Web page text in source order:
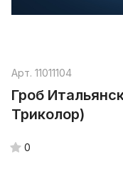
Арт. 11011104
Гроб
Триколор)
0